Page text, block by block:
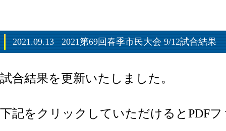
2021.09.13 2021第69回春季市民大会 9/12試合結果
試合結果を更新いたしました。
下記をクリックしていただけるとPDF